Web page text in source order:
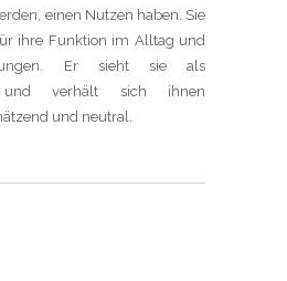
einen Nutzen haben. Sie
ihre Funktion im Alltag und
Er sieht sie als
und verhält sich ihnen
und neutral.